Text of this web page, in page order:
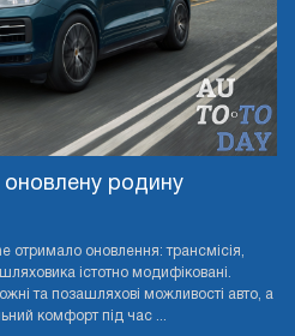
родину
отримало оновлення: трансмісія,
істотно модифіковані.
та позашляхові можливості авто, а
комфорт під час ...